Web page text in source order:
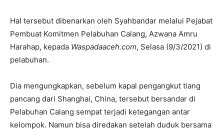
Hal tersebut dibenarkan oleh Syahbandar melalui Pejabat
Pembuat Komitmen Pelabuhan Calang, Azwana Amru
Harahap, kepada Waspadaaceh.com, Selasa (9/3/2021) di
pelabuhan.
Dia mengungkapkan, sebelum kapal pengangkut tiang
pancang dari Shanghai, China, tersebut bersandar di
Pelabuhan Calang sempat terjadi ketegangan antar
kelompok. Namun bisa diredakan setelah duduk bersama